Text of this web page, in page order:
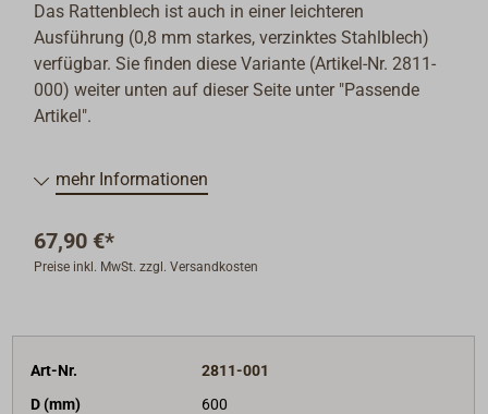
Das Rattenblech ist auch in einer leichteren
Ausführung (0,8 mm starkes, verzinktes Stahlblech)
verfügbar.Sie finden diese Variante (Artikel-Nr. 2811-
000)weiter unten auf dieser Seite unter "Passende
Artikel".
mehr Informationen
67,90 €*
Preise inkl. MwSt. zzgl. Versandkosten
Art-Nr.
2811-001
D (mm)
600